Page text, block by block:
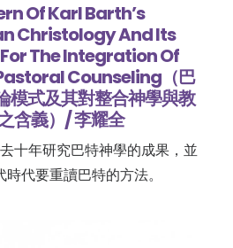
Of Karl Barth’s
Christology And Its
The Integration Of
Counseling（巴
模式及其對整合神學與教
含義）/ 李耀全
十年研究巴特神學的成果，並
代要重讀巴特的方法。